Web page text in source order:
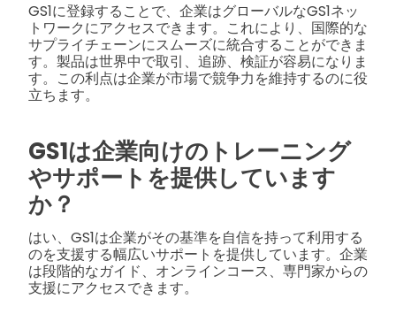
GS1に登録することで、企業はグローバルなGS1ネッ
トワークにアクセスできます。これにより、国際的な
サプライチェーンにスムーズに統合することができま
す。製品は世界中で取引、追跡、検証が容易になりま
す。この利点は企業が市場で競争力を維持するのに役
立ちます。
GS1は企業向けのトレーニング
やサポートを提供しています
か？
はい、GS1は企業がその基準を自信を持って利用する
のを支援する幅広いサポートを提供しています。企業
は段階的なガイド、オンラインコース、専門家からの
支援にアクセスできます。